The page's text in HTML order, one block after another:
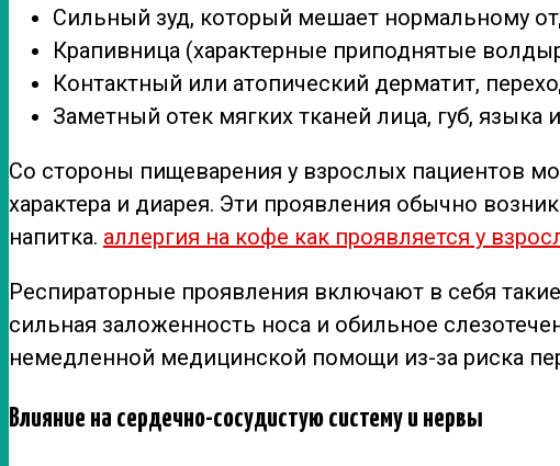
Сильный зуд, который мешает нормальному
Крапивница (характерные приподнятые
Контактный или атопический дерматит,
Заметный отек мягких тканей лица, губ, языка
Со стороны пищеварения у взрослых пациентов
характера и диарея. Эти проявления обычно
напитка. аллергия на кофе как проявляется у
Респираторные проявления включают в себя
сильная заложенность носа и обильное
немедленной медицинской помощи из-за риска
Влияние на сердечно-сосудистую систему и нервы